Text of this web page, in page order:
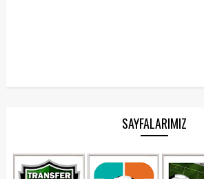
SAYFALARIMIZ